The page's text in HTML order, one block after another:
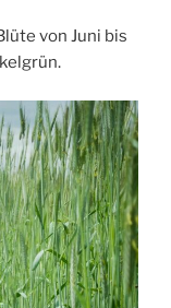
von Juni bis